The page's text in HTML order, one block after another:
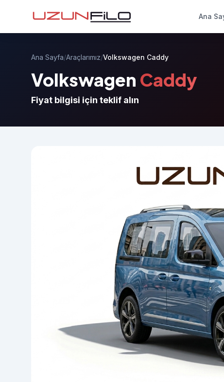
Ana
Ana Sayfa/Araçlarımız/Volkswagen Caddy
Volkswagen Caddy
Fiyat bilgisi için teklif alın